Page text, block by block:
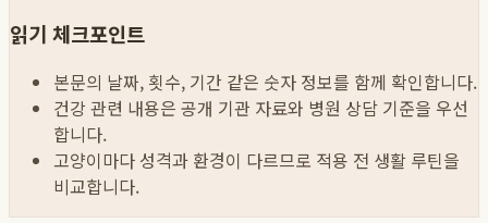
읽기 체크포인트
본문의 날짜, 횟수, 기간 같은 숫자 정보를 함께 확인합니다.
건강 관련 내용은 공개 기관 자료와 병원 상담 기준을 우선
합니다.
고양이마다 성격과 환경이 다르므로 적용 전 생활 루틴을
비교합니다.